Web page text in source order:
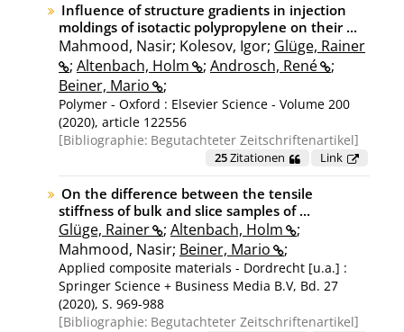
Influence of structure gradients in injection
moldings of isotactic polypropylene on their ...
Mahmood, Nasir; Kolesov, Igor; Glüge, Rainer
; Altenbach, Holm ; Androsch, René
;
Beiner, Mario
;
Polymer - Oxford : Elsevier Science - Volume 200
(2020), article 122556
Bibliographie: Begutachteter Zeitschriftenartikel
Link
25Zitationen
On the difference between the tensile
stiffness of bulk and slice samples of ...
Glüge, Rainer ; Altenbach, Holm
;
Mahmood, Nasir; Beiner, Mario ;
Applied composite materials - Dordrecht [u.a.] :
Springer Science + Business Media B.V, Bd. 27
(2020), S. 969-988
Bibliographie: Begutachteter Zeitschriftenartikel